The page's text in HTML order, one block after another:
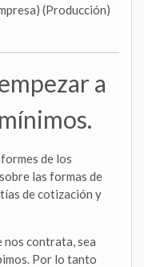
(Producción)
a
de los
las formas de
de cotización y
nos contrata, sea
Por lo tanto